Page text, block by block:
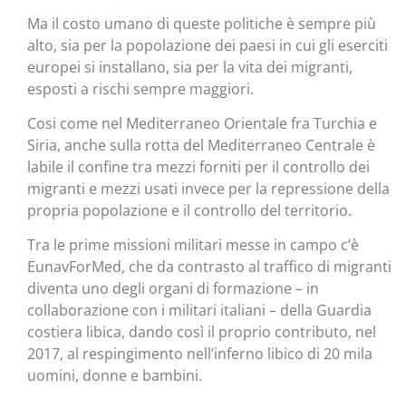
Ma il costo umano di queste politiche è sempre più
alto, sia per la popolazione dei paesi in cui gli eserciti
europei si installano, sia per la vita dei migranti,
esposti a rischi sempre maggiori.
Cosi come nel Mediterraneo Orientale fra Turchia e
Siria, anche sulla rotta del Mediterraneo Centrale è
labile il confine tra mezzi forniti per il controllo dei
migranti e mezzi usati invece per la repressione della
propria popolazione e il controllo del territorio.
Tra le prime missioni militari messe in campo c’è
EunavForMed, che da contrasto al traffico di migranti
diventa uno degli organi di formazione – in
collaborazione con i militari italiani – della Guardia
costiera libica, dando così il proprio contributo, nel
2017, al respingimento nell’inferno libico di 20 mila
uomini, donne e bambini.